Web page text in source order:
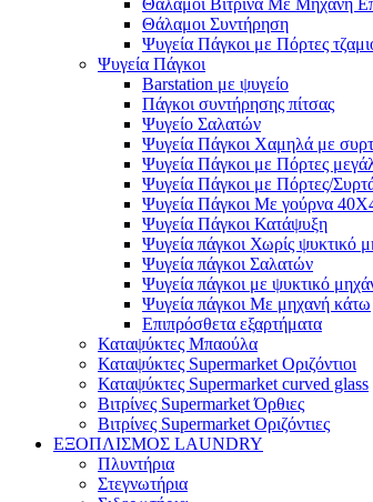
Θάλαμοι Βιτρίνα Με Μηχανή
Θάλαμοι Συντήρηση
Ψυγεία Πάγκοι με Πόρτες
Ψυγεία Πάγκοι
Barstation με ψυγείο
Πάγκοι συντήρησης πίτσας
Ψυγείο Σαλατών
Ψυγεία Πάγκοι Χαμηλά με
Ψυγεία Πάγκοι με Πόρτες
Ψυγεία Πάγκοι με Πόρτες/
Ψυγεία Πάγκοι Με γούρνα
Ψυγεία Πάγκοι Κατάψυξη
Ψυγεία πάγκοι Χωρίς ψυκτικό
Ψυγεία πάγκοι Σαλατών
Ψυγεία πάγκοι με ψυκτικό
Ψυγεία πάγκοι Με μηχανή κάτω
Επιπρόσθετα εξαρτήματα
Καταψύκτες Μπαούλα
Καταψύκτες Supermarket Οριζόντιοι
Καταψύκτες Supermarket curved glass
Βιτρίνες Supermarket Όρθιες
Βιτρίνες Supermarket Οριζόντιες
ΕΞΟΠΛΙΣΜΟΣ LAUNDRY
Πλυντήρια
Στεγνωτήρια